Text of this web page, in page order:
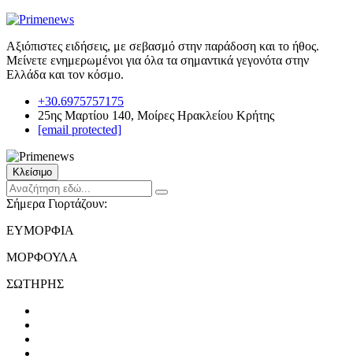
Αξιόπιστες ειδήσεις, με σεβασμό στην παράδοση και το ήθος.
Μείνετε ενημερωμένοι για όλα τα σημαντικά γεγονότα στην
Ελλάδα και τον κόσμο.
+30.6975757175
25ης Μαρτίου 140, Μοίρες Ηρακλείου Κρήτης
[email protected]
Κλείσιμο
Σήμερα Γιορτάζουν:
ΕΥΜΟΡΦΙΑ
ΜΟΡΦΟΥΛΑ
ΣΩΤΗΡΗΣ